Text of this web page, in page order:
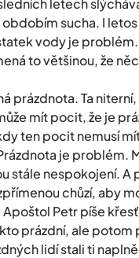
letech
sucha. I letos
vody je problém.
to většinou, že
prázdnota. Ta
mít pocit, že je
ten pocit nemusí
je problém.
stále nespokojení. A
chůzí, aby
Apoštol Petr píše
prázdní, ale potom
lidí stali ti